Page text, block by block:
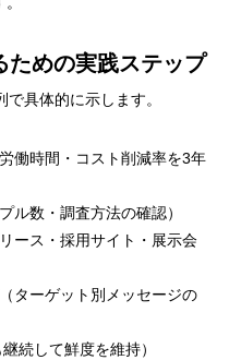
ための実践ステップ
具体的に示します。
働時間・コスト削減率を3年
ル数・調査方法の確認）
ース・採用サイト・展示会
ターゲット別メッセージの
続して鮮度を維持）